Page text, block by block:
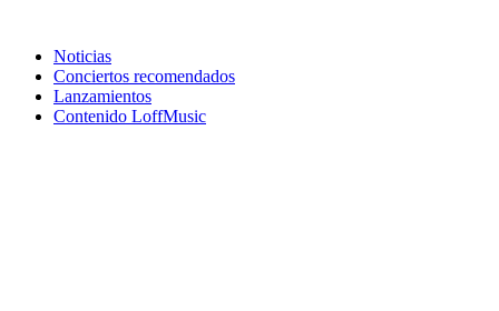
Noticias
Conciertos recomendados
Lanzamientos
Contenido LoffMusic